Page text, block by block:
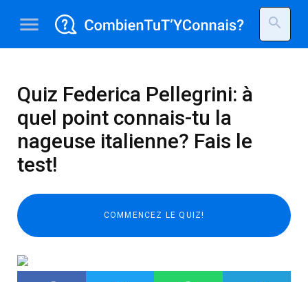
menu search
Quiz Federica Pellegrini: à
quel point connais-tu la
nageuse italienne? Fais le
test!